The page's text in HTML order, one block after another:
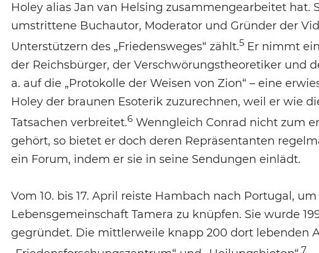
Holey alias Jan van Helsing zusammengearbeitet hat.
umstrittene Buchautor, Moderator und Gründer der
Unterstützern des „Friedensweges“ zählt.5 Er nimmt
der Reichsbürger, der Verschwörungstheoretiker und
a. auf die „Protokolle der Weisen von Zion“ – eine
Holey der braunen Esoterik zuzurechnen, weil er wie
Tatsachen verbreitet.6 Wenngleich Conrad nicht zum
gehört, so bietet er doch deren Repräsentanten
ein Forum, indem er sie in seine Sendungen einlädt.
Vom 10. bis 17. April reiste Hambach nach Portugal,
Lebensgemeinschaft Tamera zu knüpfen. Sie wurde
gegründet. Die mittlerweile knapp 200 dort lebenden
7